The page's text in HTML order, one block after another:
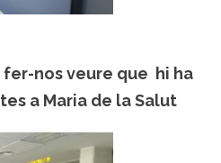
nos veure que hi ha
a Maria de la Salut